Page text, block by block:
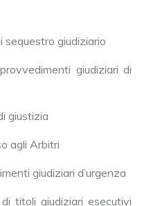
sequestro giudiziario
giudiziari di
giustizia
agli Arbitri
giudiziari d’urgenza
titoli giudiziari esecutivi